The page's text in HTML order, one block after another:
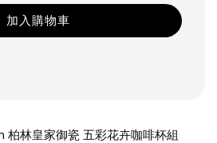
加入購物車
柏林皇家御瓷 五彩花卉咖啡杯組